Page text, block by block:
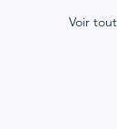
Voir tout